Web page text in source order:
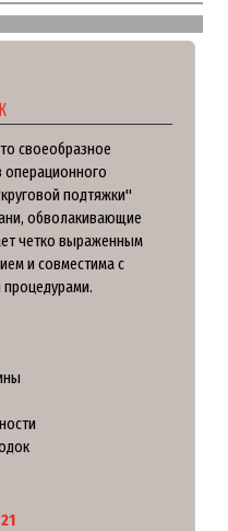
своеобразное
операционного
подтяжки"
обволакивающие
четко выраженным
и совместима с